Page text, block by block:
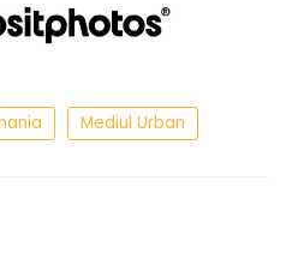
Mediul Urban